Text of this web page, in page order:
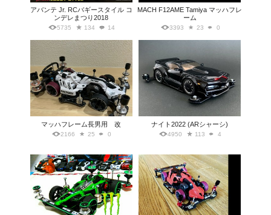
アバンテ Jr. RCバギースタイル コ
ンデレまつり2018
5735 134 14
MACH F12AME Tamiya マッハフレ
ーム
3393 23 0
マッハフレーム長男用 改
2166 25 0
ナイト2022 (ARシャーシ)
4950 113 4